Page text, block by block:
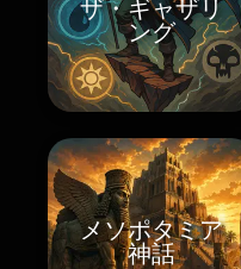
ザ・ギャザリ
ング
メソポタミア
神話